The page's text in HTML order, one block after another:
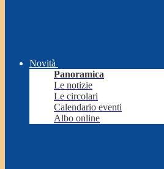
Novità
Panoramica
Le notizie
Le circolari
Calendario eventi
Albo online